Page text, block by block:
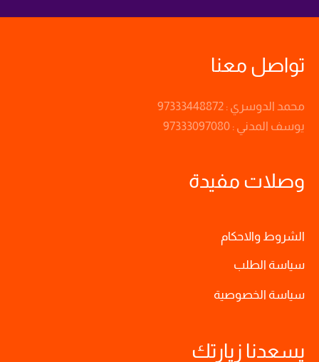
تواصل معنا
محمد الدوسري : 97333448872
يوسف المدني : 97333097080
وصلات مفيدة
الشروط والاحكام
سياسة الطلب
سياسة الخصوصية
يسعدنا زيارتك